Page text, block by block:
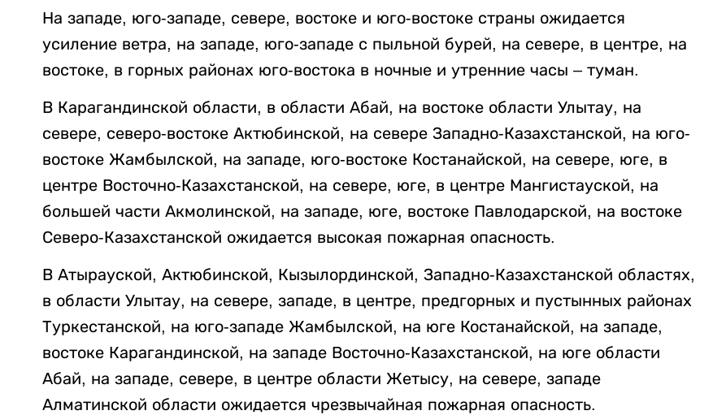
На западе, юго-западе, севере, востоке и юго-востоке страны ожидается
усиление ветра, на западе, юго-западе с пыльной бурей, на севере, в центре, на
востоке, в горных районах юго-востока в ночные и утренние часы – туман.
В Карагандинской области, в области Абай, на востоке области Улытау, на
севере, северо-востоке Актюбинской, на севере Западно-Казахстанской, на юго-
востоке Жамбылской, на западе, юго-востоке Костанайской, на севере, юге, в
центре Восточно-Казахстанской, на севере, юге, в центре Мангистауской, на
большей части Акмолинской, на западе, юге, востоке Павлодарской, на востоке
Северо-Казахстанской ожидается высокая пожарная опасность.
В Атырауской, Актюбинской, Кызылординской, Западно-Казахстанской областях,
в области Улытау, на севере, западе, в центре, предгорных и пустынных районах
Туркестанской, на юго-западе Жамбылской, на юге Костанайской, на западе,
востоке Карагандинской, на западе Восточно-Казахстанской, на юге области
Абай, на западе, севере, в центре области Жетысу, на севере, западе
Алматинской области ожидается чрезвычайная пожарная опасность.